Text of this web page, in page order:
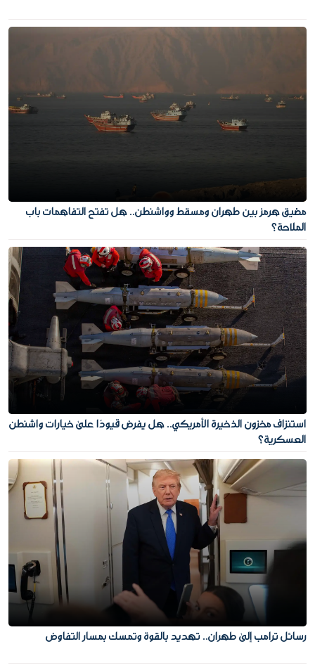
مضيق هرمز بين طهران ومسقط وواشنطن.. هل تفتح التفاهمات باب
الملاحة؟
استنزاف مخزون الذخيرة الأمريكي.. هل يفرض قيودًا على خيارات واشنطن
العسكرية؟
رسائل ترامب إلى طهران.. تهديد بالقوة وتمسك بمسار التفاوض